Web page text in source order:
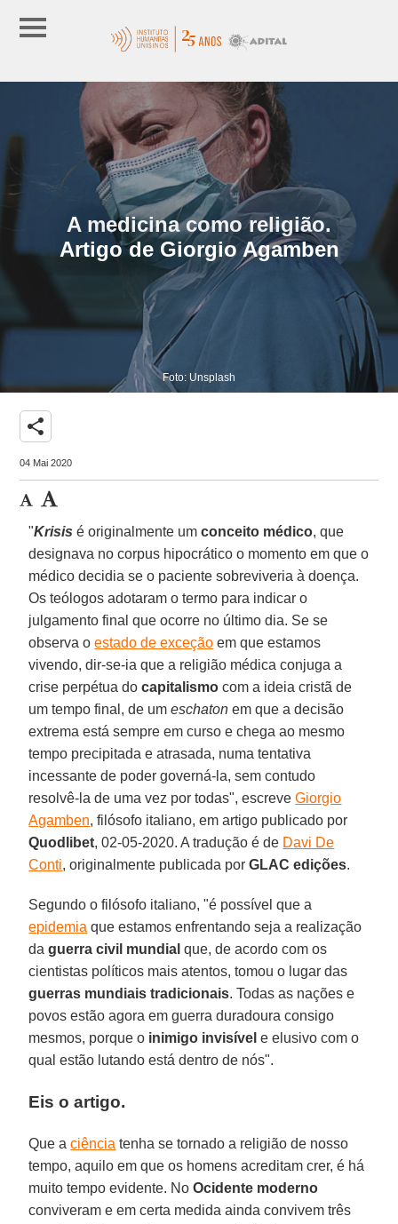
A medicina como religião.
Artigo de Giorgio Agamben
Foto: Unsplash
share
04 Mai 2020
"Krisis é originalmente umconceito médico, que
designava no corpus hipocrático o momento em que o
médico decidia se o paciente sobreviveria à doença.
Os teólogos adotaram o termo para indicar o
julgamento final que ocorre no último dia. Se se
observa oestado de exceção em que estamos
vivendo, dir-se-ia que a religião médica conjuga a
crise perpétua docapitalismo com a ideia cristã de
um tempo final, de umeschaton em que a decisão
extrema está sempre em curso e chega ao mesmo
tempo precipitada e atrasada, numa tentativa
incessante de poder governá-la, sem contudo
resolvê-la de uma vez por todas", escreveGiorgio
Agamben, filósofo italiano, em artigo publicado por
Quodlibet, 02-05-2020. A tradução é de Davi De
Conti, originalmente publicada porGLAC edições.
Segundo o filósofo italiano, "é possível que a
epidemia que estamos enfrentando seja a realização
daguerra civil mundial que, de acordo com os
cientistas políticos mais atentos, tomou o lugar das
guerras mundiais tradicionais. Todas as nações e
povos estão agora em guerra duradoura consigo
mesmos, porque o inimigo invisível e elusivo com o
qual estão lutando está dentro de nós".
Eis o artigo.
Que aciência tenha se tornado a religião de nosso
tempo, aquilo em que os homens acreditam crer, é há
muito tempo evidente. NoOcidente moderno
conviveram e em certa medida ainda convivem três